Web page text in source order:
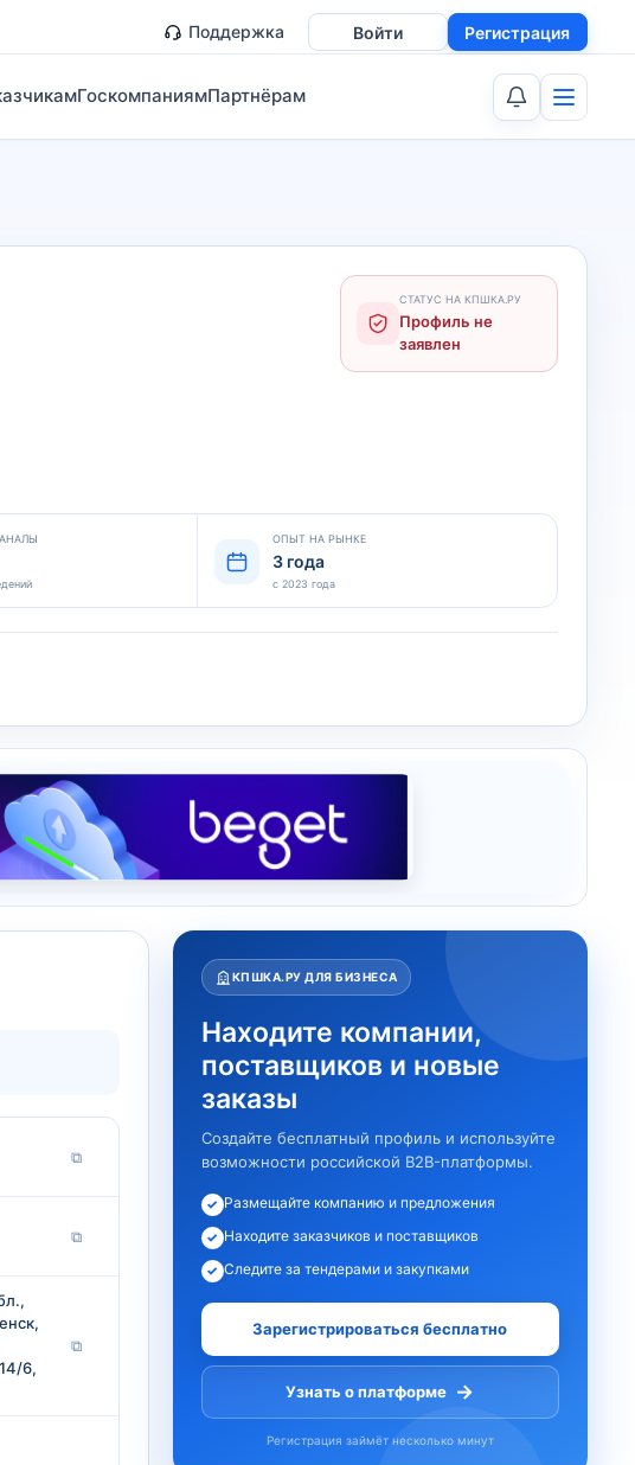
Войти Регистрация
Поддержка
ГоскомпаниямПартнёрам
СТАТУС НА КПШКА.РУ
Профиль не
заявлен
ОПЫТ НА РЫНКЕ
3 года
с 2023 года
⧉
⧉
6,
⧉
КПШКА.РУ ДЛЯ БИЗНЕСА
Находите компании,
поставщиков и новые
заказы
Создайте бесплатный профиль и используйте
возможности российской B2B-платформы.
✓ Размещайте компанию и предложения
✓ Находите заказчиков и поставщиков
✓ Следите за тендерами и закупками
Зарегистрироваться бесплатно
Узнать о платформе →
Регистрация займёт несколько минут